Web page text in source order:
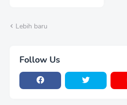
Lebih baru
Follow Us